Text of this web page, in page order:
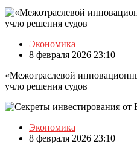
Экономика
8 февраля 2026 23:10
«Межотраслевой
учло решения судов
Экономика
8 февраля 2026 23:10